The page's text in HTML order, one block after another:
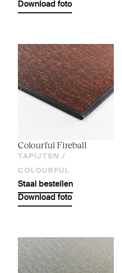
Download foto
Colourful Fireball
TAPIJTEN /
COLOURFUL
Staal bestellen
Download foto